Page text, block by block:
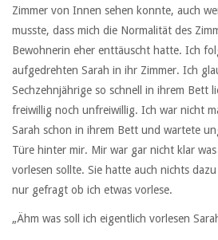
Zimmer von Innen sehen konnte, auch
musste, dass mich die Normalität des
Bewohnerin eher enttäuscht hatte. Ich
aufgedrehten Sarah in ihr Zimmer. Ich
Sechzehnjährige so schnell in ihrem Bett
freiwillig noch unfreiwillig. Ich war nicht
Sarah schon in ihrem Bett und wartete
Türe hinter mir. Mir war gar nicht klar
vorlesen sollte. Sie hatte auch nichts
nur gefragt ob ich etwas vorlese.
„Ähm was soll ich eigentlich vorlesen